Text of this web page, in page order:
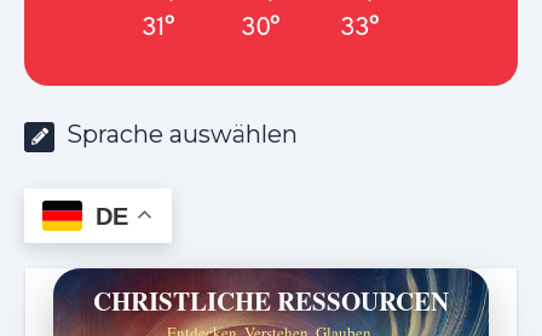
31° 30° 33°
Sprache auswählen
DE
CHRISTLICHE RESSOURCEN